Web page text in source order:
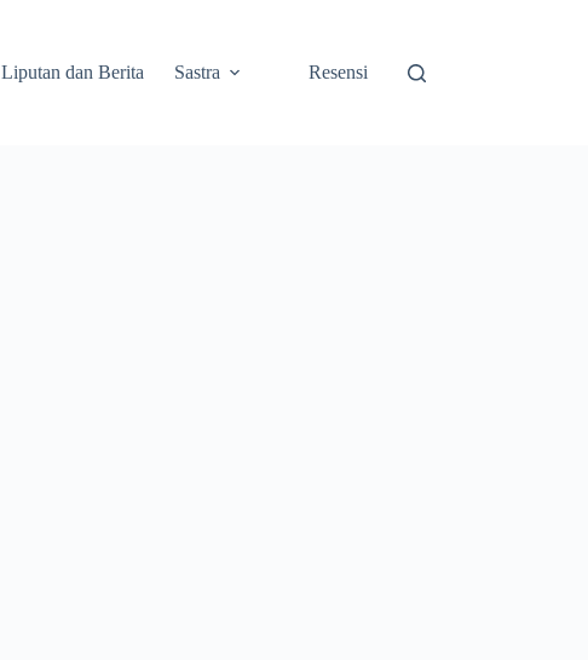
Liputan dan Berita Sastra Resensi